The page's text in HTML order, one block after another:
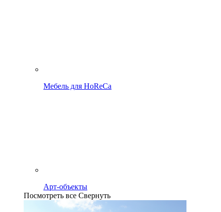
Мебель для HoReCa
Арт-объекты
Посмотреть все Свернуть